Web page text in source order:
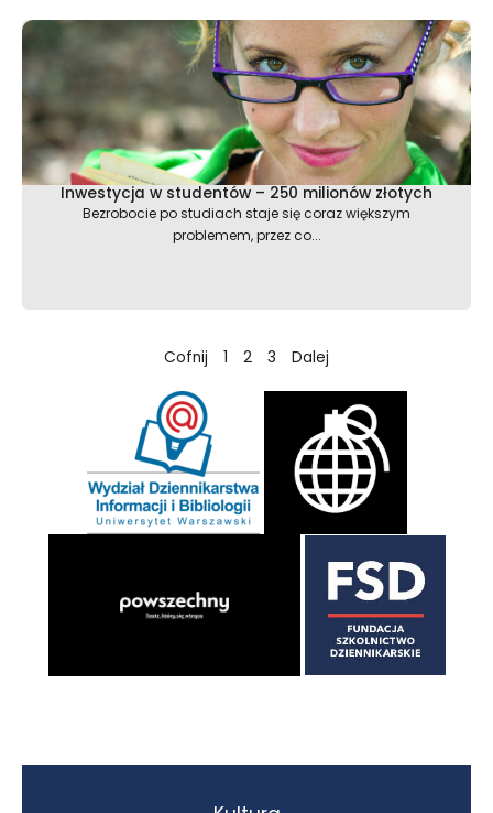
Inwestycja w studentów – 250 milionów złotych
Bezrobocie po studiach staje się coraz większym
problemem, przez co...
Cofnij 1 2 3 Dalej